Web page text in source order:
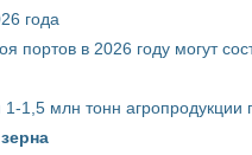
года
портов в 2026 году могут
1,5 млн тонн